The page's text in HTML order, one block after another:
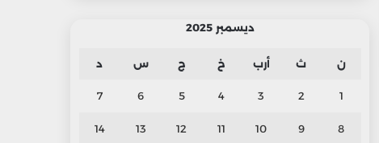
ديسمبر 2025
ن ث أرب خ ج س د
1
2
3
4
5
6
7
8
9
10
11
12
13
14